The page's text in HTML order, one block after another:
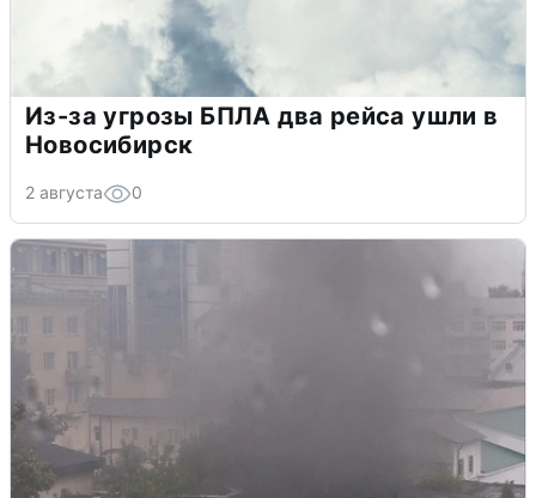
Из-за угрозы БПЛА два рейса ушли в
Новосибирск
2 августа 0